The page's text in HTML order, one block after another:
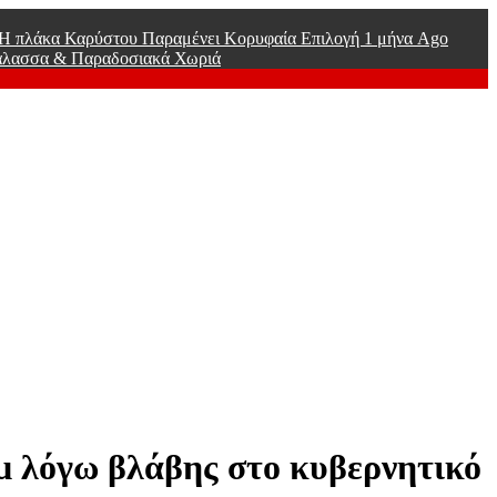
πλάκα Καρύστου Παραμένει Κορυφαία Επιλογή 1 μήνα Ago
& Παραδοσιακά Χωριά
βλάβης στο κυβερνητικό